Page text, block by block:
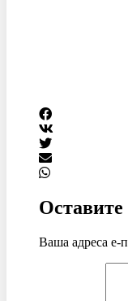
Оставите
Ваша адреса е-